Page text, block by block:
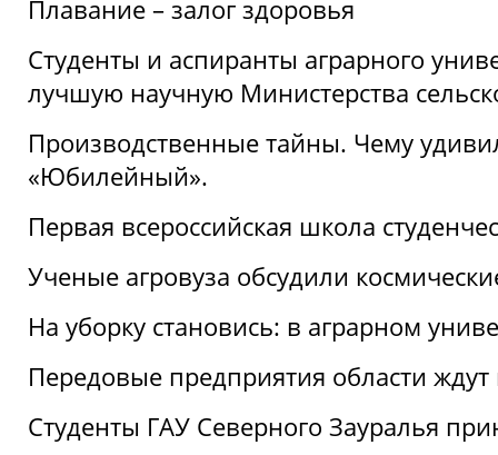
Плавание – залог здоровья
Студенты и аспиранты аграрного
лучшую научную Министерства
Производственные тайны. Чему
«Юбилейный».
Первая всероссийская школа
Ученые агровуза обсудили
На уборку становись: в аграрном
Передовые предприятия области ждут
Студенты ГАУ Северного Зауралья